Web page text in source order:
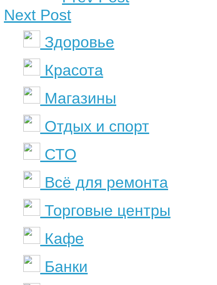
Next Post
Здоровье
Красота
Магазины
Отдых и спорт
СТО
Всё для ремонта
Торговые центры
Кафе
Банки